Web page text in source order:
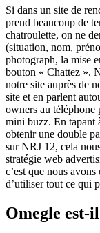
Si dans un site de
prend beaucoup de
chatroulette, on ne
(situation, nom,
photograph, la mise
bouton « Chattez ».
notre site auprès de
site et en parlent
owners au téléphone
mini buzz. En tapant
obtenir une double
sur NRJ 12, cela
stratégie web
c’est que nous
d’utiliser tout ce qui
Omegle est-